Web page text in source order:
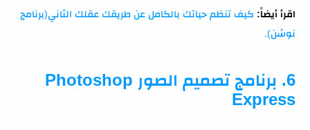
اقرأ أيضاً: كيف تنظم حياتك بالكامل عن طريقك عقلك الثاني(برنامج
نوشن).
6. برنامج تصميم الصور Photoshop
Express